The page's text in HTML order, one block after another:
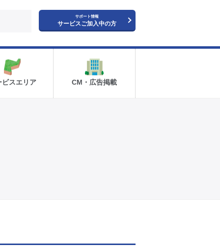
サポート情報
サービスご加入中の方
ビスエリア CM・広告掲載